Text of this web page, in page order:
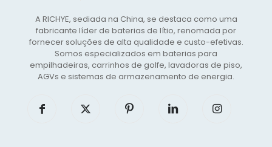
A RICHYE, sediada na China, se destaca como uma
fabricante líder de baterias de lítio, renomada por
fornecer soluções de alta qualidade e custo-efetivas.
Somos especializados em baterias para
empilhadeiras, carrinhos de golfe, lavadoras de piso,
AGVs e sistemas de armazenamento de energia.